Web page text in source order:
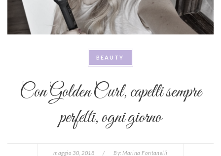
BEAUTY
Con Golden Curl, capelli sempre
perfetti, ogni giorno
maggio 30, 2018 / By:Marina Fontanelli